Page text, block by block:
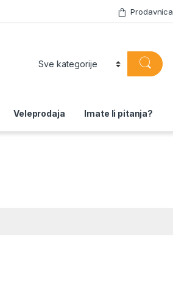
Prodavnica
Veleprodaja Imate li pitanja?